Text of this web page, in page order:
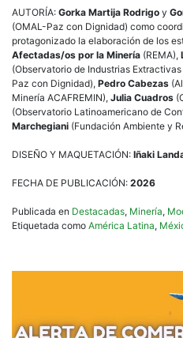
AUTORÍA: Gorka Martija Rodrigo y
(OMAL-Paz con Dignidad) como
protagonizado la elaboración de los
Afectadas/os por la Minería (REMA),
(Observatorio de Industrias Extractivas
Paz con Dignidad), Pedro Cabezas
Minería ACAFREMIN), Julia Cuadros
(Observatorio Latinoamericano de
Marchegiani (Fundación Ambiente y
DISEÑO Y MAQUETACIÓN: Iñaki
FECHA DE PUBLICACIÓN: 2026
Publicada en Destacadas, Minería,
Etiquetada como América Latina,